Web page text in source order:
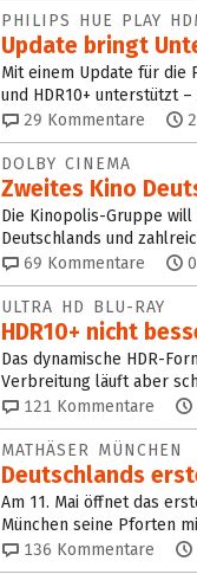
PHILIPS HUE PLAY
Update bringt
Mit einem Update für die
und HDR10+ unterstützt
29 Kommentare
DOLBY CINEMA
Zweites Kino
Die Kinopolis-Gruppe will
Deutschlands und
69 Kommentare
ULTRA HD BLU-RAY
HDR10+ nicht
Das dynamische HDR-
Verbreitung läuft aber
121 Kommentare
MATHÄSER MÜNCHEN
Deutschlands
Am 11. Mai öffnet das
München seine Pforten
136 Kommentare